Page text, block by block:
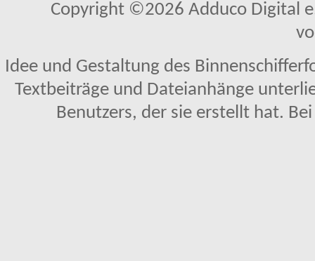
Copyright ©2026 Adduco Digital
Idee und Gestaltung des
Textbeiträge und Dateianhänge
Benutzers, der sie erstellt hat.